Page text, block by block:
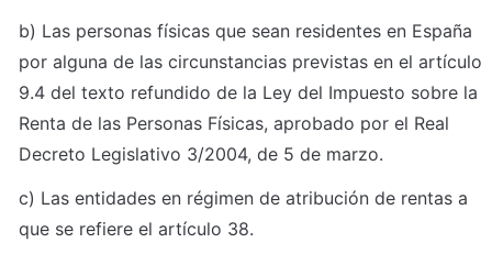
b) Las personas físicas que sean residentes en España
por alguna de las circunstancias previstas en el artículo
9.4 del texto refundido de la Ley del Impuesto sobre la
Renta de las Personas Físicas, aprobado por el Real
Decreto Legislativo 3/2004, de 5 de marzo.
c) Las entidades en régimen de atribución de rentas a
que se refiere el artículo 38.